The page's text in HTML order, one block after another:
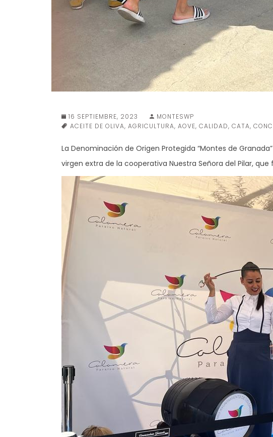
16 SEPTIEMBRE, 2023
MONTESWP
ACEITE DE OLIVA, AGRICULTURA, AOVE, CALIDAD, CATA,
La Denominación de Origen Protegida “Montes de
virgen extra de la cooperativa Nuestra Señora del Pilar,